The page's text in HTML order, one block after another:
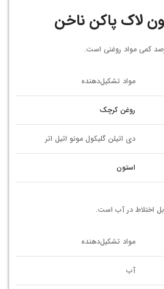
لاک پاکن ناخن
مواد تشکیل‌دهنده
روغن کرچک
دی اتیلن گلیکول مونو اتیل اتر
استون
مواد تشکیل‌دهنده
آب